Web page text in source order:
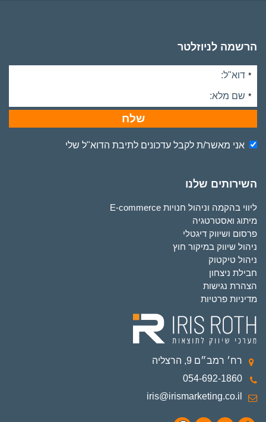
הרשמה לניוזלטר
* דוא"ל:
* שם מלא:
שלח
אני מאשר/ת לקבל עדכונים לתיבת הדוא"ל שלי
השירותים שלנו
ליווי בהקמה וניהול חנויות E-commerce
מיתוג ואסטרטגיה
פרסום ושיווק דיגטלי
ניהול שיווק במיקור חוץ
ניהול טיקטוק
חבילת ניצחון
הצהרת נגישות
מדיניות פרטיות
רח׳ רמב״ם 9, הרצליה
054-692-1860
iris@irismarketing.co.il